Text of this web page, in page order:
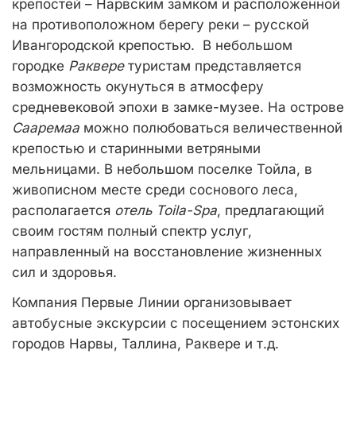
крепостей – Нарвским замком и расположенной
на противоположном берегу реки – русской
Ивангородской крепостью. В небольшом
городке Ракверетуристам представляется
возможность окунуться в атмосферу
средневековой эпохи в замке-музее. На острове
Сааремаа можно полюбоваться величественной
крепостью и старинными ветряными
мельницами. В небольшом поселке Тойла, в
живописном месте среди соснового леса,
располагается отель Toila-Spa, предлагающий
своим гостям полный спектр услуг,
направленный на восстановление жизненных
сил и здоровья.
Компания Первые Линии организовывает
автобусные экскурсии с посещением эстонских
городов Нарвы, Таллина, Раквере и т.д.